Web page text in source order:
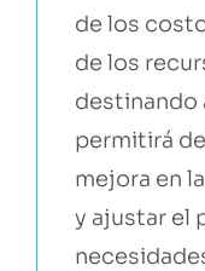
de los
de los
destinando
permitirá
mejora en
y ajustar el